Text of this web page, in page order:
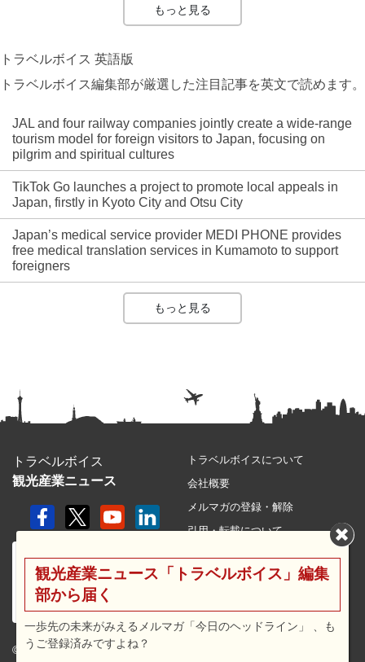
もっと見る
トラベルボイス 英語版
トラベルボイス編集部が厳選した注目記事を英文で読めます。
JAL and four railway companies jointly create a wide-range
tourism model for foreign visitors to Japan, focusing on
pilgrim and spiritual cultures
TikTok Go launches a project to promote local appeals in
Japan, firstly in Kyoto City and Otsu City
Japan’s medical service provider MEDI PHONE provides
free medical translation services in Kumamoto to support
foreigners
もっと見る
トラベルボイス
観光産業ニュース
© 2026 travel voice.
トラベルボイスについて
会社概要
メルマガの登録・解除
引用・転載について
利用規約
広告メニュー・料金
観光産業ニュース「トラベルボイス」編集
部から届く
一歩先の未来がみえるメルマガ「今日のヘッドライン」 、も
うご登録済みですよね？